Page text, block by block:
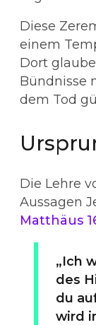
Diese
einem
Dort
Bündnisse
dem Tod
Die Lehre
Aussagen
Matthäus
„Ich
des
du
wird